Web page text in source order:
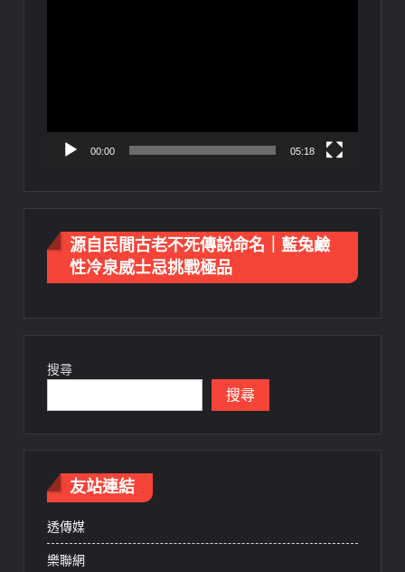
00:00 05:18
源自民間古老不死傳說命名｜藍兔鹼
性冷泉威士忌挑戰極品
搜尋
搜尋
友站連結
透傳媒
樂聯網